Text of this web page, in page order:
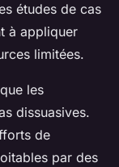
études de cas
à appliquer
limitées.
les
dissuasives.
de
par des